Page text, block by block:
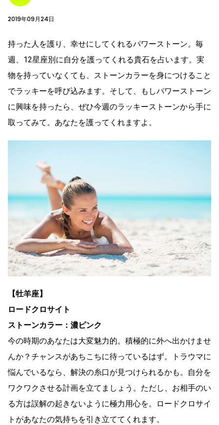
2019年09月24日
持った人を護り、幸せにしてくれるパワーストーン。毎
週、12星座別に自分を護ってくれる貴石を占います。実
物を持っていなくても、ストーンカラーを身につけること
でラッキーを呼び込みます。そして、もしパワーストーン
に興味を持ったら、ぜひ今週のラッキーストーンから手に
取ってみて。あなたを護ってくれますよ。
【牡羊座】
ロードクロサイト
ストーンカラー：濃ピンク
今の時期のあなたは大変魅力的。積極的に外へ出かけませ
んか？チャンスがあちこちに待っているはず。トラウマに
悩んでいるなら、解決の糸口が見つけられるかも。自分を
ワクワクさせる計画を立てましょう。ただし、お相手のい
る方は誤解の起きないように極力用心を。ロードクロサイ
トがあなたの気持ちを引き立ててくれます。